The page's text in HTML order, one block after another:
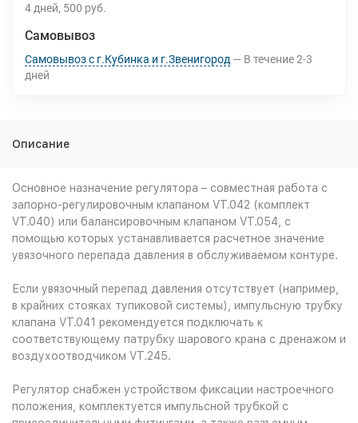
4 дней 500 руб.
Самовывоз
Самовывоз с г.Кубинка и г.Звенигород В течение2-3
дней
Описание
Основное назначение регулятора – совместная работа с
запорно-регулировочным клапаном VT.042 (комплект
VT.040) или балансировочным клапаном VT.054, с
помощью которых устанавливается расчетное значение
увязочного перепада давления в обслуживаемом контуре.
Если увязочный перепад давления отсутствует (например,
в крайних стояках тупиковой системы), импульсную трубку
клапана VT.041 рекомендуется подключать к
соответствующему патрубку шарового крана с дренажом и
воздухоотводчиком VT.245.
Регулятор снабжен устройством фиксации настроечного
положения, комплектуется импульсной трубкой с